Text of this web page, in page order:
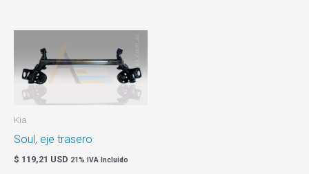
Kia
Soul, eje trasero
$ 119,21 USD 21% IVA Incluido